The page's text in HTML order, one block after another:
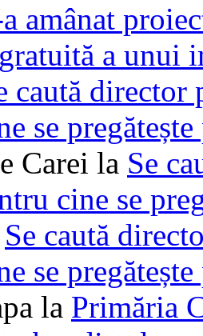
amânat
a unui
caută
se
Carei la Se
cine se
Se caută
se
la Primăria